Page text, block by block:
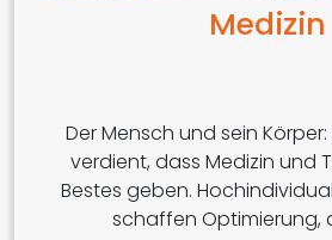
Medizin
Der Mensch und sein Körper:
verdient, dass Medizin und
Bestes geben.
schaffen Optimierung,